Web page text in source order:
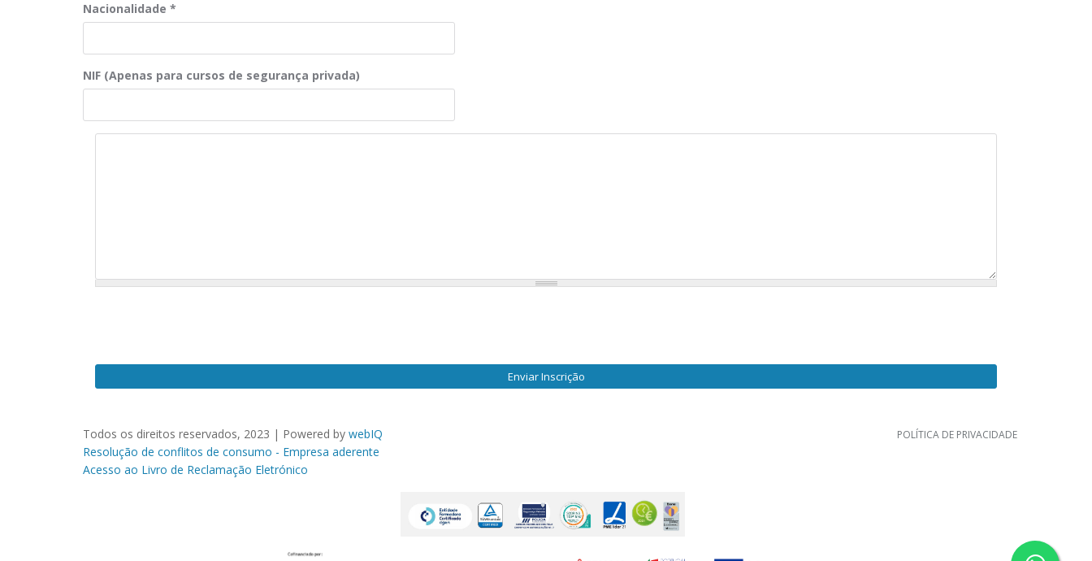
Nacionalidade *
NIF (Apenas para cursos de segurança privada)
Enviar Inscrição
Todos os direitos reservados, 2023 | Powered by webIQ
Resolução de conflitos de consumo - Empresa aderente
Acesso ao Livro de Reclamação Eletrónico
POLÍTICA DE PRIVACIDADE